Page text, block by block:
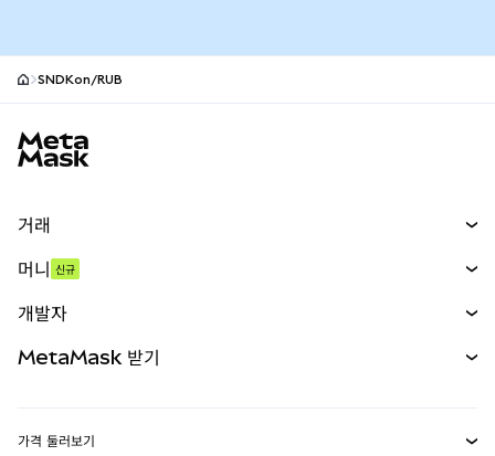
SNDKon/RUB
거래
무기한 선물
실물자산
머니 신규
개발자
MetaMask 받기
가격 둘러보기